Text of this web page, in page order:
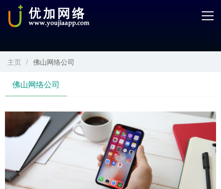
首页
开发服务
解决方案
案例解剖
电商学院
关于优加
主页 / 佛山网络公司
佛山网络公司